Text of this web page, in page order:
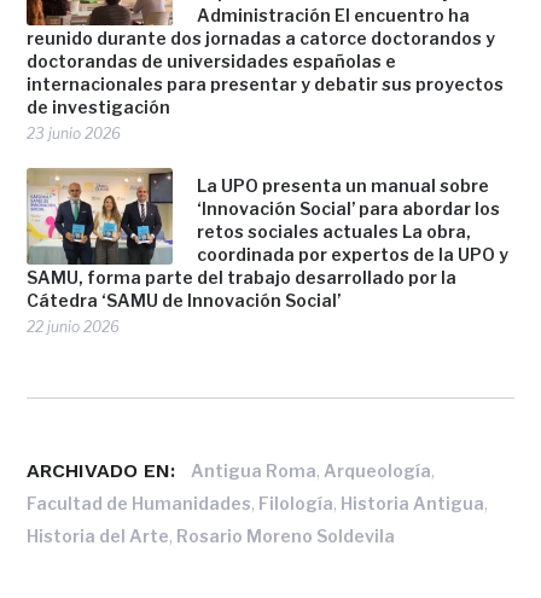
Administración El encuentro ha
reunido durante dos jornadas a catorce doctorandos y
doctorandas de universidades españolas e
internacionales para presentar y debatir sus proyectos
de investigación
23 junio 2026
La UPO presenta un manual sobre
‘Innovación Social’ para abordar los
retos sociales actuales La obra,
coordinada por expertos de la UPO y
SAMU, forma parte del trabajo desarrollado por la
Cátedra ‘SAMU de Innovación Social’
22 junio 2026
ARCHIVADO EN: Antigua Roma,Arqueología,
Facultad de Humanidades, Filología, Historia Antigua,
Historia del Arte, Rosario Moreno Soldevila